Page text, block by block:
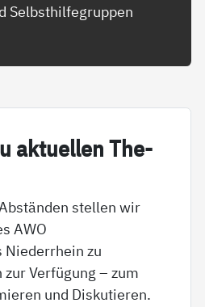
Selbsthilfegruppen
ak­tu­el­len The­
stellen wir
AWO
Niederrhein zu
Verfügung – zum
und Diskutieren.